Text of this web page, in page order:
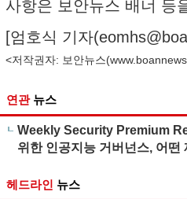
사항은 보안뉴스 배너 등
[엄호식 기자(
<저작권자: 보안뉴스(
연관 뉴스
Weekly Security Premium
위한 인공지능 거버넌스, 어떤
헤드라인 뉴스